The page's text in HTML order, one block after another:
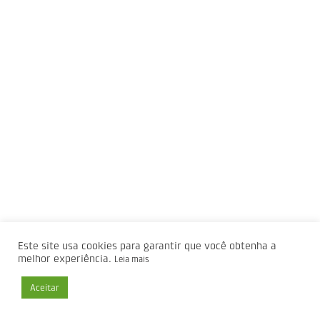
Este site usa cookies para garantir que você obtenha a
melhor experiência. Leia mais
Aceitar